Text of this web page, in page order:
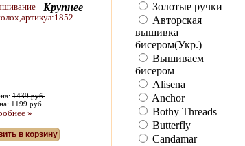
Крупнее
1439 руб.
1199 руб.
»
в корзину
Золотые ручки
Авторская
вышивка
бисером(Укр.)
Вышиваем
бисером
Alisena
Anchor
Bothy Threads
Butterfly
Candamar